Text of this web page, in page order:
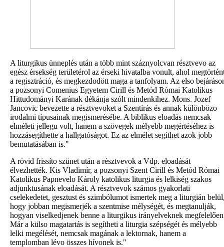
A liturgikus ünneplés után a több mint száznyolcvan résztvevo az
egész érsekség területérol az érseki hivatalba vonult, ahol
a regisztráció, és megkezdodött maga a tanfolyam. Az elso
a pozsonyi Comenius Egyetem Cirill és Metód Római Katolikus
Hittudományi Karának dékánja szólt mindenkihez. Mons. Jozef
Jancovic bevezette a résztvevoket a Szentírás és annak különbözo
irodalmi típusainak megismerésébe. A biblikus eloadás nemcsak
elméleti jellegu volt, hanem a szövegek mélyebb megértéséhez is
hozzásegíthette a hallgatóságot. Ez az elmélet segíthet azok jobb
bemutatásában is."
A rövid frissíto szünet után a résztvevok a Vdp. eloadását
élvezhették. Kis Vladimír, a pozsonyi Szent Cirill és Metód Római
Katolikus Papnevelo Károly katolikus liturgia és lelkiség szakos
adjunktusának eloadását. A résztvevok számos gyakorlati
cselekedetet, gesztust és szimbólumot ismertek meg a liturgián
hogy jobban megismerjék a szentmise mélységét, és megtanulják,
hogyan viselkedjenek benne a liturgikus irányelveknek
Már a külso magatartás is segítheti a liturgia szépségét és mélyebb
lelki megélését, nemcsak magának a lektornak, hanem a
templomban lévo összes hívonek is."